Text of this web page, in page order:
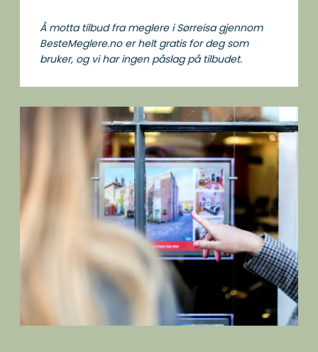
Å motta tilbud fra meglere i Sørreisa gjennom
BesteMeglere.no er helt gratis for deg som
bruker, og vi har ingen påslag på tilbudet.